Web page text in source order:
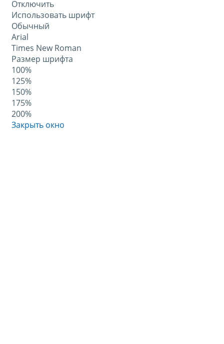
Отключить
Использовать шрифт
Обычный
Arial
Times New Roman
Размер шрифта
100%
125%
150%
175%
200%
Закрыть окно